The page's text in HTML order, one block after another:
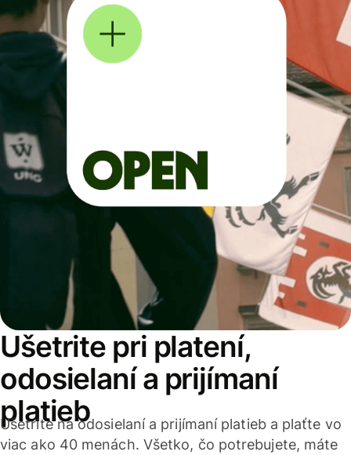
Ušetrite pri platení,
odosielaní a prijímaní
platieb
Ušetrite na odosielaní a prijímaní platieb a plaťte vo
viac ako 40 menách. Všetko, čo potrebujete, máte